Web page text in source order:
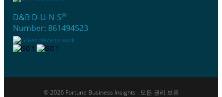
D&B D-U-N-S®
Number: 861494523
© 2026 Fortune Business Insights . 모든 권리 보유